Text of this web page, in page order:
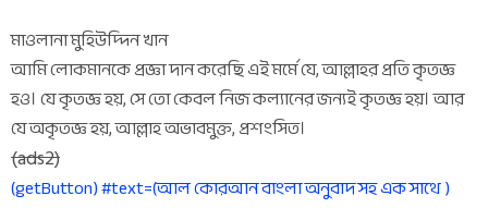
মাওলানা মুহিউদ্দিন খান
আমি লোকমানকে প্রজ্ঞা দান করেছি এই মর্মে যে, আল্লাহর প্রতি কৃতজ্ঞ
হও। যে কৃতজ্ঞ হয়, সে তো কেবল নিজ কল্যানের জন্যই কৃতজ্ঞ হয়। আর
যে অকৃতজ্ঞ হয়, আল্লাহ অভাবমুক্ত, প্রশংসিত।
(ads2)
(getButton) #text=(আল কোরআন বাংলা অনুবাদ সহ এক সাথে )